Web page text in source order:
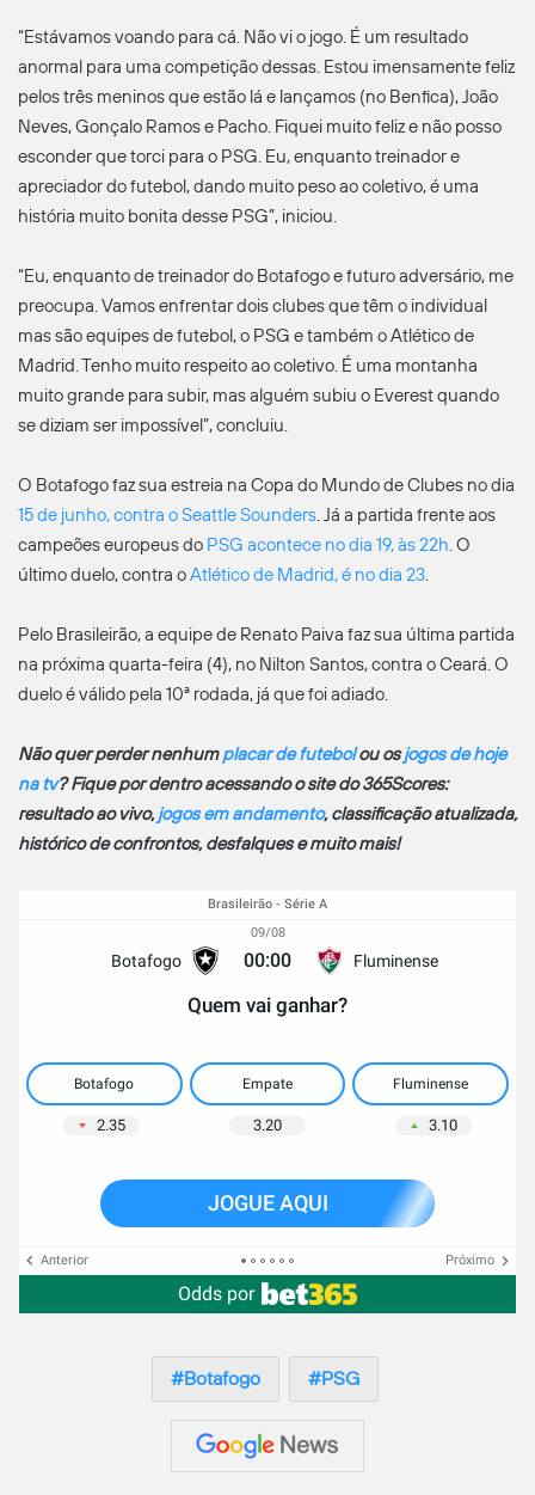
“Estávamos voando para cá. Não vi o jogo. É um resultado
anormal para uma competição dessas. Estou imensamente feliz
pelos três meninos que estão lá e lançamos (no Benfica), João
Neves, Gonçalo Ramos e Pacho. Fiquei muito feliz e não posso
esconder que torci para o PSG. Eu, enquanto treinador e
apreciador do futebol, dando muito peso ao coletivo, é uma
história muito bonita desse PSG”, iniciou.
“Eu, enquanto de treinador do Botafogo e futuro adversário, me
preocupa. Vamos enfrentar dois clubes que têm o individual
mas são equipes de futebol, o PSG e também o Atlético de
Madrid. Tenho muito respeito ao coletivo. É uma montanha
muito grande para subir, mas alguém subiu o Everest quando
se diziam ser impossível”, concluiu.
O Botafogo faz sua estreia na Copa do Mundo de Clubes no dia
15 de junho, contra o Seattle Sounders. Já a partida frente aos
campeões europeus do PSG acontece no dia 19, às 22h. O
último duelo, contra oAtlético de Madrid, é no dia 23.
Pelo Brasileirão, a equipe de Renato Paiva faz sua última partida
na próxima quarta-feira (4), no Nilton Santos, contra o Ceará. O
duelo é válido pela 10ª rodada, já que foi adiado.
Não quer perder nenhumplacar de futebolou osjogos de hoje
na tv? Fique por dentro acessando o site do 365Scores:
resultado ao vivo,jogos em andamento, classificação atualizada,
histórico de confrontos, desfalques e muito mais!
Brasileirão - Série A
Botafogo
09/08
00:00 Fluminense
Quem vai ganhar?
Botafogo Empate Fluminense
2.35 3.20 3.10
JOGUE AQUI
Anterior Próximo
Odds por
Botafogo PSG